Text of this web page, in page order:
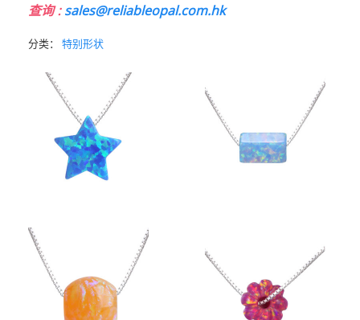
查询: sales@reliableopal.com.hk
分类： 特别形状